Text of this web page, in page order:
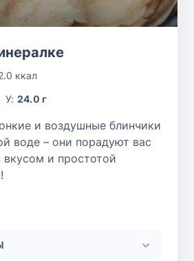
ккал
У: 24.0 г
и воздушные блинчики
воде – они порадуют вас
и простотой